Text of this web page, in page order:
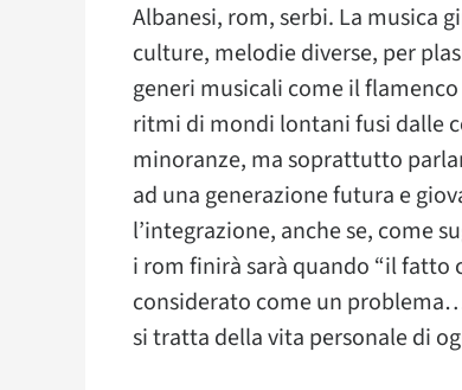
Albanesi, rom, serbi. La musica
culture, melodie diverse, per
generi musicali come il
ritmi di mondi lontani fusi dalle
minoranze, ma soprattutto
ad una generazione futura e
l’integrazione, anche se, come
i rom finirà sarà quando “il fatto
considerato come un
si tratta della vita personale di